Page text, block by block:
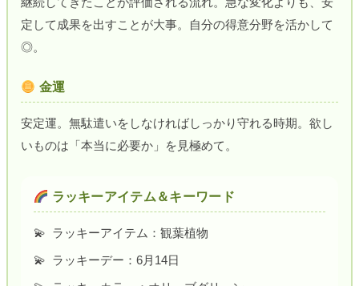
定して成果を出すことが大事。自分の得意分野を活かして
◎。
金運
安定運。無駄遣いをしなければしっかり守れる時期。欲し
いものは「本当に必要か」を見極めて。
ラッキーアイテム＆キーワード
ラッキーアイテム：観葉植物
ラッキーデー：6月14日